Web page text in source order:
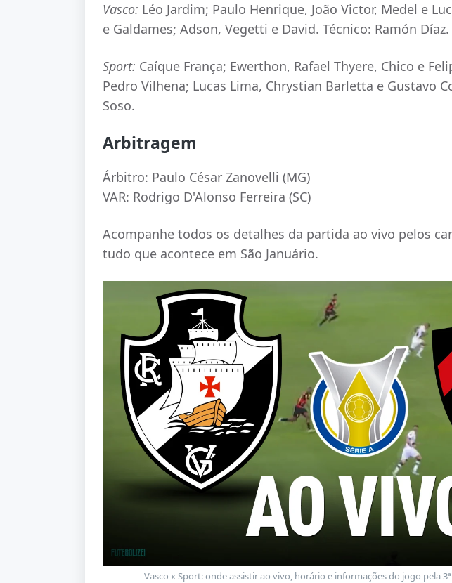
Vasco: Léo Jardim; Paulo Henrique, João Victor, Medel e
e Galdames; Adson, Vegetti e David. Técnico: Ramón Díaz.
Sport: Caíque França; Ewerthon, Rafael Thyere, Chico e
Pedro Vilhena; Lucas Lima, Chrystian Barletta e Gustavo
Soso.
Arbitragem
Árbitro: Paulo César Zanovelli (MG)
VAR: Rodrigo D'Alonso Ferreira (SC)
Acompanhe todos os detalhes da partida ao vivo pelos
tudo que acontece em São Januário.
Vasco x Sport: onde assistir ao vivo, horário e informações do jogo pela